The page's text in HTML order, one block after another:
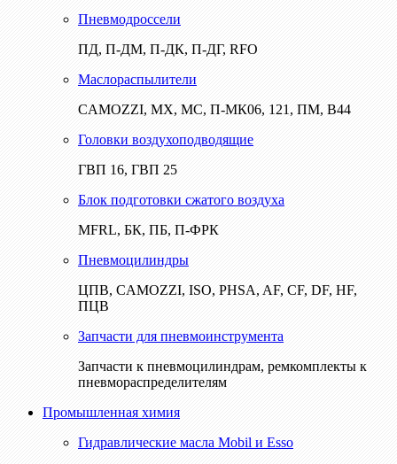
Пневмодроссели
ПД, П-ДМ, П-ДК, П-ДГ, RFO
Маслораспылители
CAMOZZI, МХ, МС, П-МК06, 121, ПМ, В44
Головки воздухоподводящие
ГВП 16, ГВП 25
Блок подготовки сжатого воздуха
MFRL, БК, ПБ, П-ФРК
Пневмоцилиндры
ЦПВ, CAMOZZI, ISO, PHSA, AF, CF, DF, HF,
ПЦВ
Запчасти для пневмоинструмента
Запчасти к пневмоцилиндрам, ремкомплекты к
пневмораспределителям
Промышленная химия
Гидравлические масла Mobil и Esso